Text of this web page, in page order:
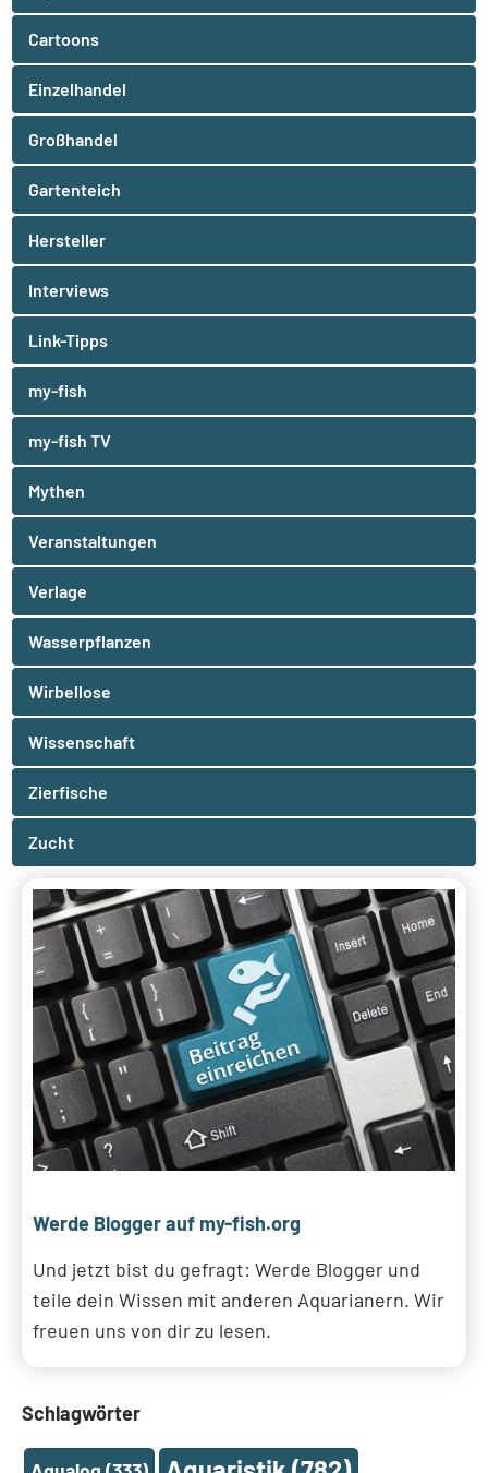
Cartoons
Einzelhandel
Großhandel
Gartenteich
Hersteller
Interviews
Link-Tipps
my-fish
my-fish TV
Mythen
Veranstaltungen
Verlage
Wasserpflanzen
Wirbellose
Wissenschaft
Zierfische
Zucht
Werde Blogger auf my-fish.org
Und jetzt bist du gefragt: Werde Blogger und
teile dein Wissen mit anderen Aquarianern. Wir
freuen uns von dir zu lesen.
Schlagwörter